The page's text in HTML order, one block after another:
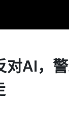
对AI，